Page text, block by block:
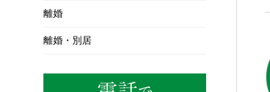
離婚
離婚・別居